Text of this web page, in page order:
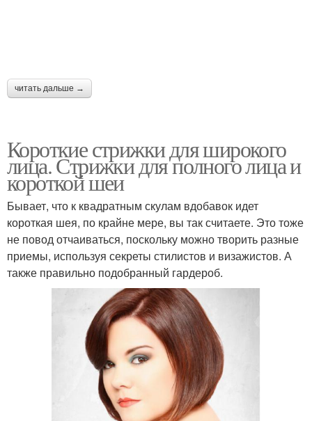
читать дальше →
Короткие стрижки для широкого
лица. Стрижки для полного лица и
короткой шеи
Бывает, что к квадратным скулам вдобавок идет
короткая шея, по крайне мере, вы так считаете. Это тоже
не повод отчаиваться, поскольку можно творить разные
приемы, используя секреты стилистов и визажистов. А
также правильно подобранный гардероб.